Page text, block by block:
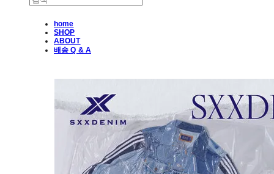
home
SHOP
ABOUT
배송 Q & A